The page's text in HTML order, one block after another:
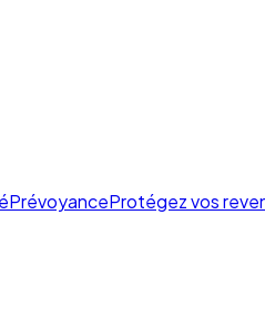
PrévoyanceProtégez vos